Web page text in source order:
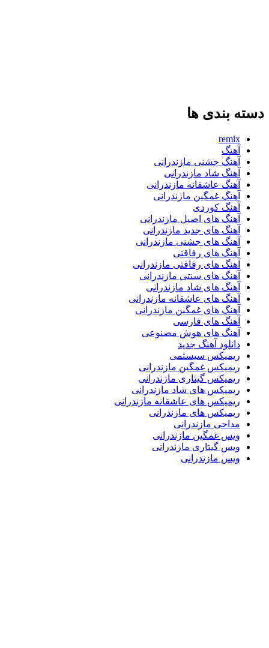
دسته بندی ها
remix
آهنگ
آهنگ جشنی مازندرانی
آهنگ شاد مازندرانی
آهنگ عاشقانه مازندرانی
آهنگ غمگین مازندرانی
آهنگ کوردی
آهنگ های اصیل مازندرانی
آهنگ های جدید مازندرانی
آهنگ های جشنی مازندرانی
آهنگ های رفاقتی
آهنگ های رفاقتی مازندرانی
آهنگ های سنتی مازندرانی
آهنگ های شاد مازندرانی
آهنگ های عاشقانه مازندرانی
آهنگ های غمگین مازندرانی
آهنگ های فارسی
آهنگ های هوش مصنوعی
دانلود آهنگ جدید
ریمیکس سیستمی
ریمیکس غمگین مازندرانی
ریمیکس گیتاری مازندرانی
ریمیکس های شاد مازندرانی
ریمیکس های عاشقانه مازندرانی
ریمیکس های مازندرانی
مداحی مازندرانی
ویس غمگین مازندرانی
ویس گیتاری مازندرانی
ویس مازندرانی